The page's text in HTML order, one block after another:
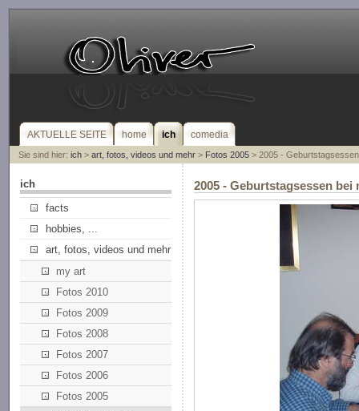
AKTUELLE SEITE home ich comedia
Sie sind hier: ich> art, fotos, videos und mehr> Fotos 2005> 2005 - Geburtstagsessen
ich
facts
hobbies, ...
art, fotos, videos und mehr
my art
Fotos 2010
Fotos 2009
Fotos 2008
Fotos 2007
Fotos 2006
Fotos 2005
2005 - Geburtstagsessen bei